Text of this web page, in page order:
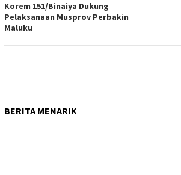
Korem 151/Binaiya Dukung
Pelaksanaan Musprov Perbakin
Maluku
BERITA MENARIK